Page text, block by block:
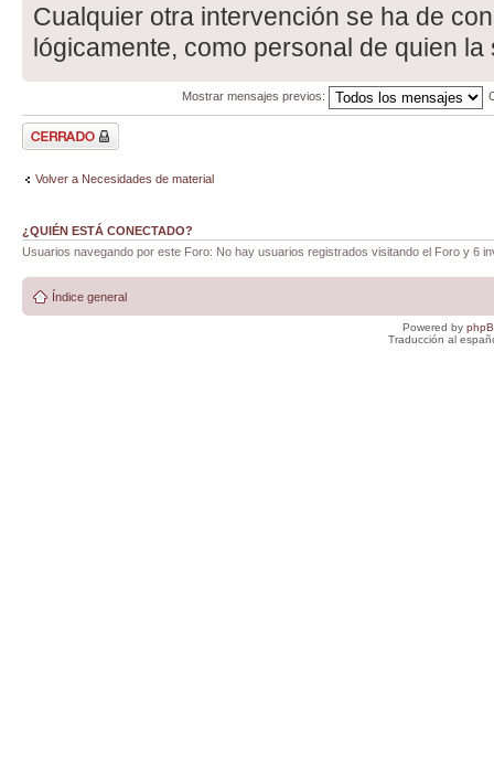
Cualquier otra intervención se ha de
lógicamente, como personal de quien la
Mostrar mensajes previos:
Tema cerrado
Volver a Necesidades de material
¿QUIÉN ESTÁ CONECTADO?
Usuarios navegando por este Foro: No hay usuarios registrados visitando el Foro y 6
Índice general
Powered by
Traducción al